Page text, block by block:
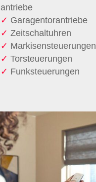
antriebe
Garagen­torantriebe
Zeitschalt­uhren
Markisen­steuerungen
Torsteu­erungen
Funksteu­erungen